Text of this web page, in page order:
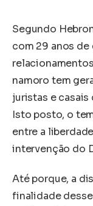
Segundo
com 29 anos de
namoro tem
juristas e casais
Isto posto, o
entre a
intervenção do
Até porque, a
finalidade